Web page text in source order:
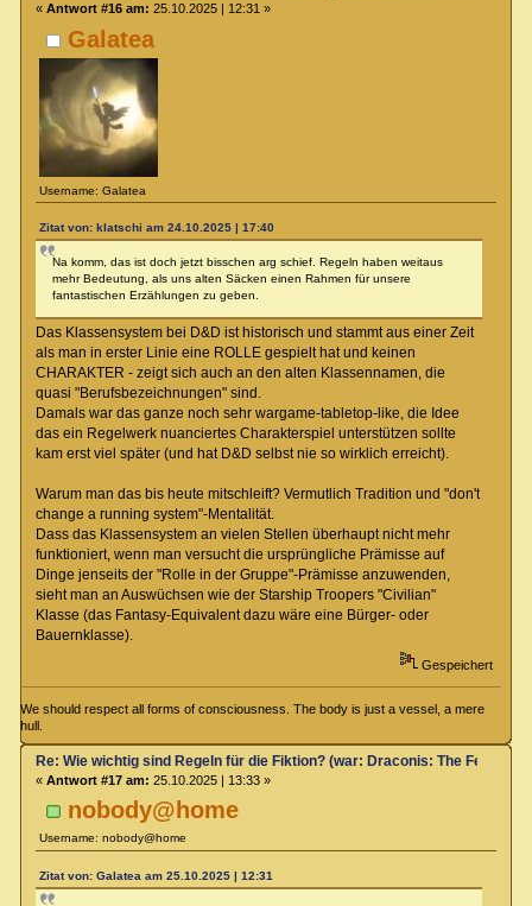
Galatea
Username: Galatea
« Antwort #16 am: 25.10.2025 | 12:31 »
Zitat von: klatschi am 24.10.2025 | 17:40
Na komm, das ist doch jetzt bisschen arg schief. Regeln haben weitaus
mehr Bedeutung, als uns alten Säcken einen Rahmen für unsere
fantastischen Erzählungen zu geben.
Das Klassensystem bei D&D ist historisch und stammt aus einer Zeit
als man in erster Linie eine ROLLE gespielt hat und keinen
CHARAKTER - zeigt sich auch an den alten Klassennamen, die
quasi "Berufsbezeichnungen" sind.
Damals war das ganze noch sehr wargame-tabletop-like, die Idee
das ein Regelwerk nuanciertes Charakterspiel unterstützen sollte
kam erst viel später (und hat D&D selbst nie so wirklich erreicht).
Warum man das bis heute mitschleift? Vermutlich Tradition und "don't
change a running system"-Mentalität.
Dass das Klassensystem an vielen Stellen überhaupt nicht mehr
funktioniert, wenn man versucht die ursprüngliche Prämisse auf
Dinge jenseits der "Rolle in der Gruppe"-Prämisse anzuwenden,
sieht man an Auswüchsen wie der Starship Troopers "Civilian"
Klasse (das Fantasy-Equivalent dazu wäre eine Bürger- oder
Bauernklasse).
Gespeichert
We should respect all forms of consciousness. The body is just a vessel, a mere
hull.
nobody@home
Username: nobody@home
Re: Wie wichtig sind Regeln für die Fiktion? (war: Draconis: The Feel-
« Antwort #17 am: 25.10.2025 | 13:33 »
Zitat von: Galatea am 25.10.2025 | 12:31